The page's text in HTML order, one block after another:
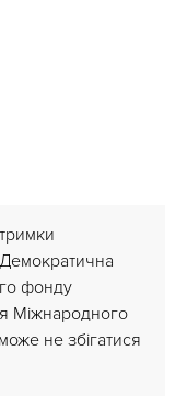
фонду
Міжнародного
не збігатися